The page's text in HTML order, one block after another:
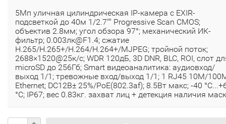
5Мп уличная цилиндрическая IP-камера с EXIR-
подсветкой до 40м 1/2.7"" Progressive Scan CMOS;
объектив 2.8мм; угол обзора 97°; механический ИК-
фильтр; 0.003лк@F1.4; сжатие
H.265/H.265+/H.264/H.264+/MJPEG; тройной поток;
2688×1520@25к/с; WDR 120дБ, 3D DNR, BLC, ROI, слот
microSD до 256Гб; Smart видеоаналитика: аудиовход/
выход 1/1; тревожные вход/выход 1/1; 1 RJ45 10M/
Ethernet; DC12В± 25%/PoE(802.3af); 8.5Вт макс; -40
°C; IP67; вес 0.83кг. захват лиц + детекция наличия